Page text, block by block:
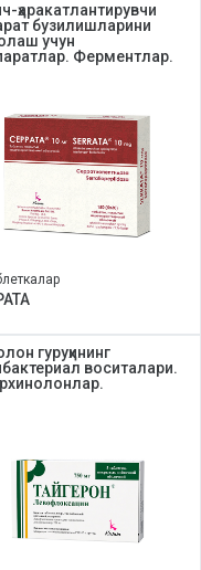
ҳаракатлантирувчи
бузилишларини
учун
Ферментлар.
гуруҳининг
воситалари.